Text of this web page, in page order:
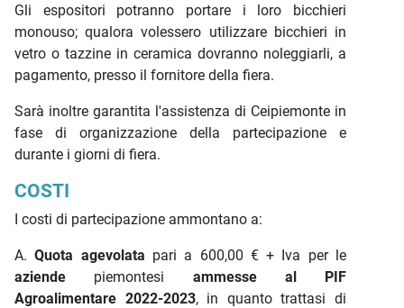
Gli espositori potranno portare i loro bicchieri
monouso; qualora volessero utilizzare bicchieri in
vetro o tazzine in ceramica dovranno noleggiarli, a
pagamento, presso il fornitore della fiera.
Sarà inoltre garantita l'assistenza di Ceipiemonte in
fase di organizzazione della partecipazione e
durante i giorni di fiera.
COSTI
I costi di partecipazione ammontano a:
A.Quota agevolata pari a 600,00 € + Iva per le
aziende piemontesi ammesse
al PIF
Agroalimentare 2022-2023, in quanto trattasi di